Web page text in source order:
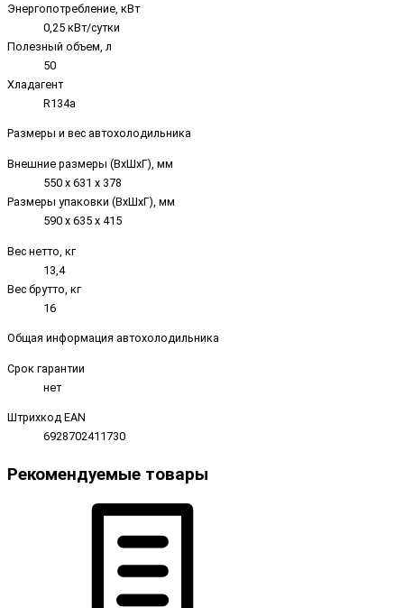
Энергопотребление, кВт
0,25 кВт/сутки
Полезный объем, л
50
Хладагент
R134a
Размеры и вес автохолодильника
Внешние размеры (ВхШхГ), мм
550 х 631 х 378
Размеры упаковки (ВxШxГ), мм
590 х 635 х 415
Вес нетто, кг
13,4
Вес брутто, кг
16
Общая информация автохолодильника
Срок гарантии
нет
Штрихкод EAN
6928702411730
Рекомендуемые товары